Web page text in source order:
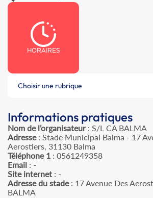
HORAIRES
Choisir une rubrique
Informations pratiques
Nom de l’organisateur: S/L CA BALMA
Adresse: Stade Municipal Balma - 17
Aerostiers, 31130 Balma
Téléphone 1 : 0561249358
Email : -
Site internet : -
Adresse du stade: 17 Avenue Des
BALMA